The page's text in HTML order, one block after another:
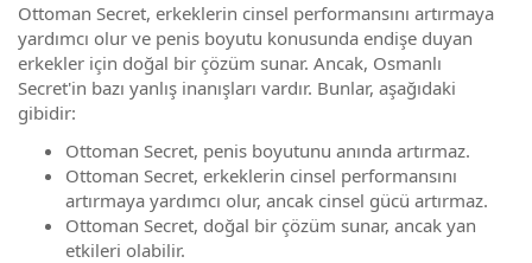
Ottoman Secret, erkeklerin cinsel performansını artırmaya
yardımcı olur ve penis boyutu konusunda endişe duyan
erkekler için doğal bir çözüm sunar. Ancak, Osmanlı
Secret'in bazı yanlış inanışları vardır. Bunlar, aşağıdaki
gibidir:
Ottoman Secret, penis boyutunu anında artırmaz.
Ottoman Secret, erkeklerin cinsel performansını
artırmaya yardımcı olur, ancak cinsel gücü artırmaz.
Ottoman Secret, doğal bir çözüm sunar, ancak yan
etkileri olabilir.